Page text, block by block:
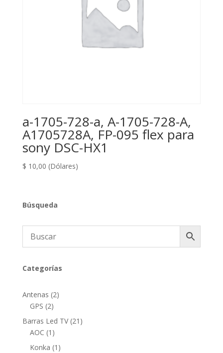
a-1705-728-a, A-1705-728-A,
A1705728A, FP-095 flex para
sony DSC-HX1
$ 10,00 (Dólares)
Búsqueda
Categorías
Antenas 22
GPS 22
productos
Barras Led TV 21 21
AOC 1 1
producto
Konka 1 1